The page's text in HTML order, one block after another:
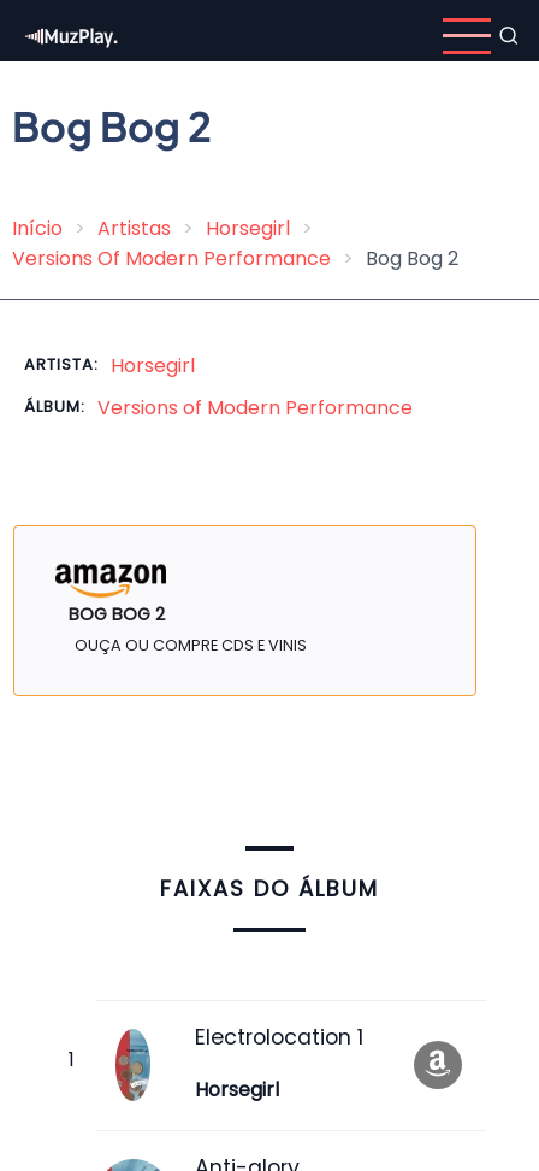
para
conteúdo
principal
Bog Bog 2
Trilha
Início Artistas
Horsegirl
Versions Of Modern Performance
Bog Bog 2
ARTISTA: Horsegirl
ÁLBUM: Versions of Modern Performance
BOG BOG 2
OUÇA OU COMPRE CDS E VINIS
FAIXAS DO ÁLBUM
Electrolocation 1
Horsegirl